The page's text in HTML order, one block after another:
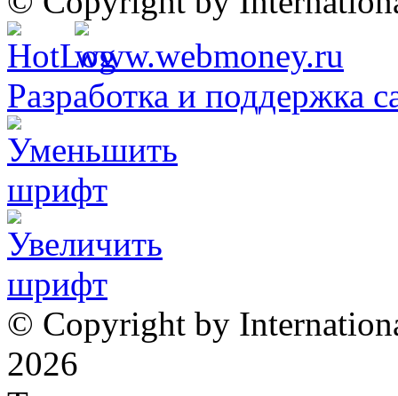
Разработка и поддержка
© Copyright by
2026